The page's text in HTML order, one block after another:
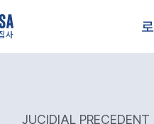
사
JUCIDIAL PRECEDENT